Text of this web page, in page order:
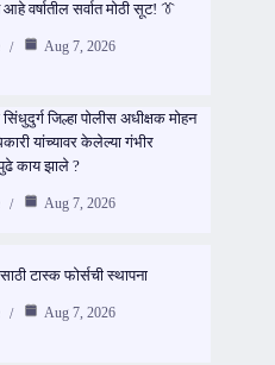
वर्षातील सर्वात मोठी सूट! 👔
Aug 7, 2026
जिल्हा पोलीस अधीक्षक मोहन
यांच्यावर केलेल्या गंभीर
पुढे काय झाले ?
Aug 7, 2026
टास्क फोर्सची स्थापना
Aug 7, 2026